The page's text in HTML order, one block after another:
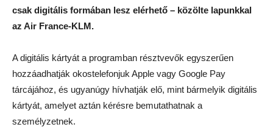
csak digitális formában lesz elérhető – közölte lapunkkal
az Air France-KLM.
A digitális kártyát a programban résztvevők egyszerűen
hozzáadhatják okostelefonjuk Apple vagy Google Pay
tárcájához, és ugyanúgy hívhatják elő, mint bármelyik digitális
kártyát, amelyet aztán kérésre bemutathatnak a
személyzetnek.